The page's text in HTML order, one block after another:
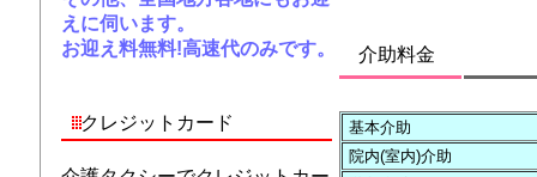
介助料金
基本介助
院内(室内)介助
えに伺います。
お迎え料無料!高速代のみです。
クレジットカード